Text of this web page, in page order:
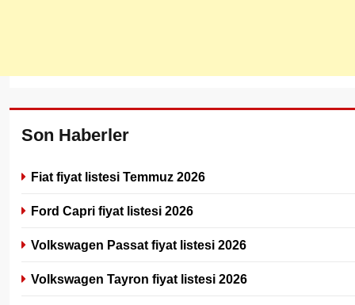
Son Haberler
Fiat fiyat listesi Temmuz 2026
Ford Capri fiyat listesi 2026
Volkswagen Passat fiyat listesi 2026
Volkswagen Tayron fiyat listesi 2026